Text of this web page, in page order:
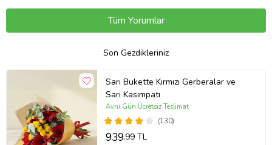
Tüm Yorumlar
Son Gezdikleriniz
Sarı Bukette Kırmızı Gerberalar ve
Sarı Kasımpatı
(130)
Aynı Gün Ücretsiz Teslimat
939,99 TL